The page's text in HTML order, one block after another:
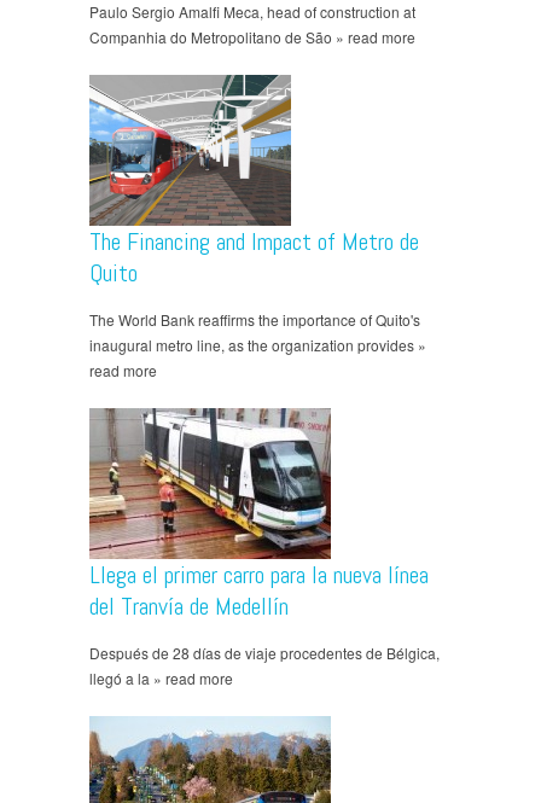
Paulo Sergio Amalfi Meca, head of construction at
Companhia do Metropolitano de São » read more
The Financing and Impact of Metro de
Quito
The World Bank reaffirms the importance of Quito's
inaugural metro line, as the organization provides »
read more
Llega el primer carro para la nueva línea
del Tranvía de Medellín
Después de 28 días de viaje procedentes de Bélgica,
llegó a la » read more